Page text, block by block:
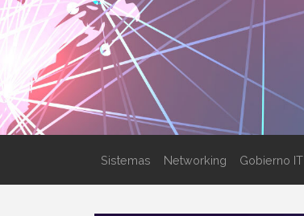
Sistemas Networking Gobierno IT